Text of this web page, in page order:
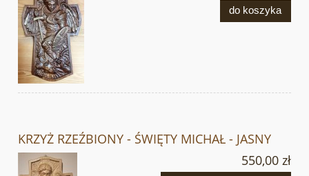
do koszyka
KRZYŻ RZEŹBIONY - ŚWIĘTY MICHAŁ - JASNY
550,00 zł